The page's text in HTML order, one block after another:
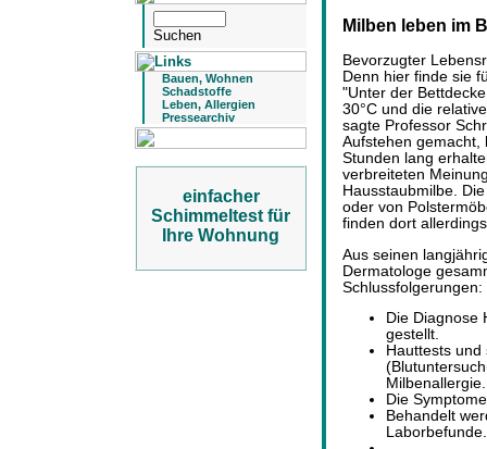
Bauen, Wohnen
Schadstoffe
Leben, Allergien
Pressearchiv
einfacher
Schimmeltest für
Ihre Wohnung
Milben leben im
Bevorzugter
Denn hier finde sie
"Unter der
30°C und die
sagte Professor
Aufstehen gemacht,
Stunden lang
verbreiteten
Hausstaubmilbe.
oder von
finden dort
Aus seinen
Dermatologe
Schlussfolgerungen:
Die Diagnose
gestellt.
Hauttests
Milbenallergie.
Die
Behandelt
Laborbefunde.